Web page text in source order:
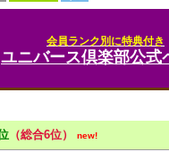
会員ランク別に特典付き
ユニバース倶楽部公式
（総合6位） new!